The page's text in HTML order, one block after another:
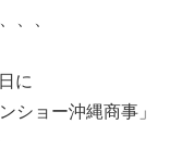
、、
に
ショー沖縄商事」